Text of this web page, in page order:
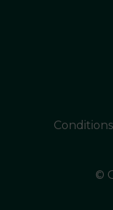
©